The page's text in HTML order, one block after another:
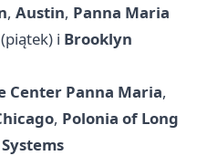
, Austin, Panna Maria
(piątek) i Brooklyn
Center Panna Maria,
, Polonia of Long